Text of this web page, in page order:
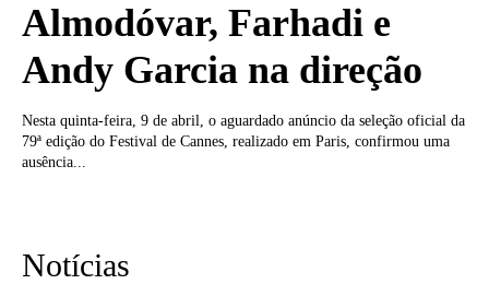
Almodóvar, Farhadi e
Andy Garcia na direção
Nesta quinta-feira, 9 de abril, o aguardado anúncio da seleção oficial da
79ª edição do Festival de Cannes, realizado em Paris, confirmou uma
ausência...
Notícias